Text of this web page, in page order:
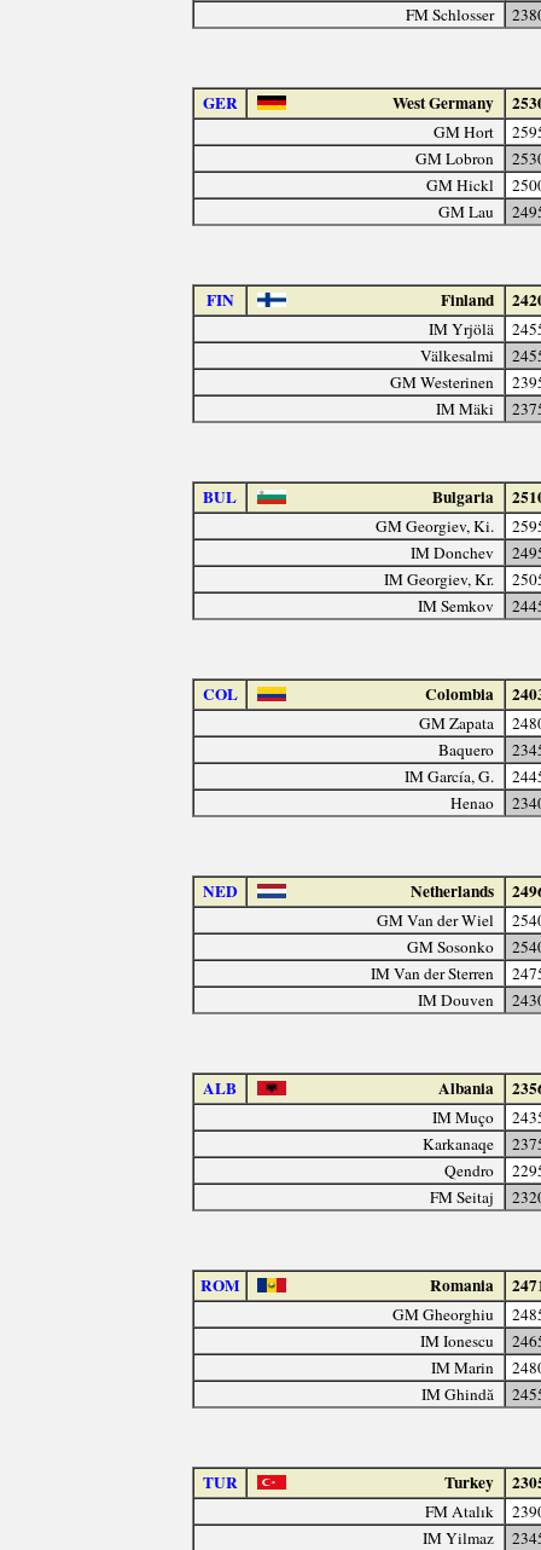
FM Schlosser
GER West Germany
GM Hort
GM Lobron
GM Hickl
GM Lau
FIN Finland
IM Yrjölä
Välkesalmi
GM Westerinen
IM Mäki
BUL Bulgaria
GM Georgiev, Ki.
IM Donchev
IM Georgiev, Kr.
IM Semkov
COL Colombia
GM Zapata
Baquero
IM García, G.
Henao
NED Netherlands
GM Van der Wiel
GM Sosonko
IM Van der Sterren
IM Douven
ALB Albania
IM Muço
Karkanaqe
Qendro
FM Seitaj
ROM Romania
GM Gheorghiu
IM Ionescu
IM Marin
IM Ghindă
TUR Turkey
FM Atalık
IM Yilmaz